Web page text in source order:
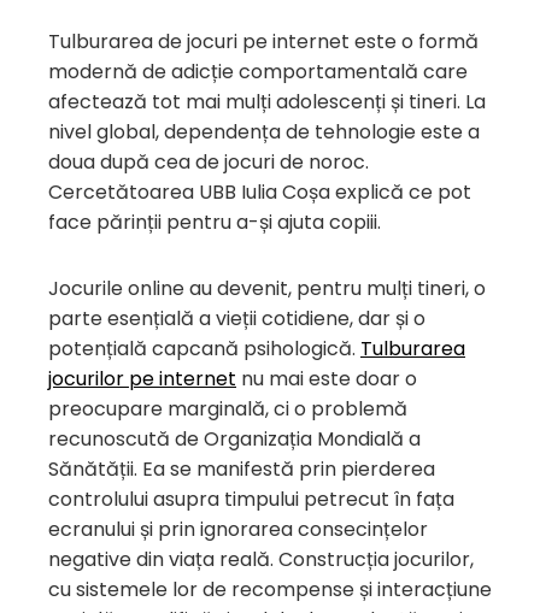
Tulburarea de jocuri pe internet este o formă
modernă de adicție comportamentală care
afectează tot mai mulți adolescenți și tineri. La
nivel global, dependența de tehnologie este a
doua după cea de jocuri de noroc.
Cercetătoarea UBB Iulia Coșa explică ce pot
face părinții pentru a-și ajuta copiii.
Jocurile online au devenit, pentru mulți tineri, o
parte esențială a vieții cotidiene, dar și o
potențială capcană psihologică. Tulburarea
jocurilor pe internet nu mai este doar o
preocupare marginală, ci o problemă
recunoscută de Organizația Mondială a
Sănătății. Ea se manifestă prin pierderea
controlului asupra timpului petrecut în fața
ecranului și prin ignorarea consecințelor
negative din viața reală. Construcția jocurilor,
cu sistemele lor de recompense și interacțiune